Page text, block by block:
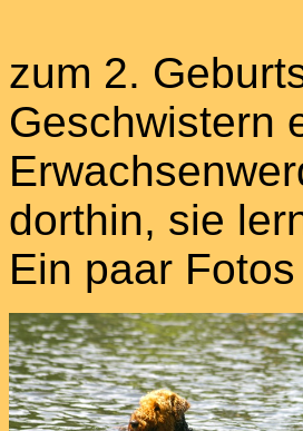
zum 2.
Geschwistern
dorthin, sie
Ein paar